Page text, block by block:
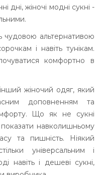
дні, жіночі модні сукні -
чудовою альтернативою
і навіть тунікам.
комфортно в
жіночий одяг, який
доповненням та
Що як не сукні
навколишньому
та пишність. Ніякий
універсальним і
навіть і дешеві сукні,